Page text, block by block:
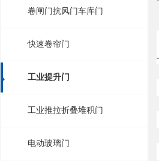
卷闸门抗风门车库门
快速卷帘门
工业提升门
工业推拉折叠堆积门
电动玻璃门